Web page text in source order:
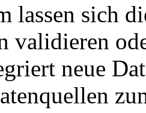
lassen sich
validieren
neue